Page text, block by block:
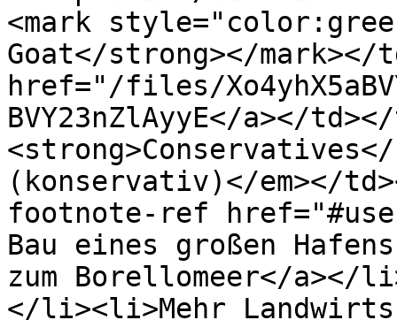
<mark
Goat</strong></mark></
href="/files/
BVY23nZlAyyE</a></
<strong>Conservatives</
(konservativ)</em></
footnote-ref
Bau eines großen
zum Borellomeer</
</li><li>Mehr